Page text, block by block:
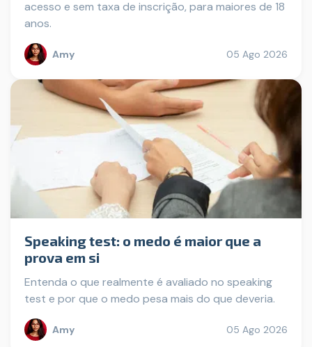
acesso e sem taxa de inscrição, para maiores de 18
anos.
Amy 05 Ago 2026
Speaking test: o medo é maior que a
prova em si
Entenda o que realmente é avaliado no speaking
test e por que o medo pesa mais do que deveria.
Amy 05 Ago 2026